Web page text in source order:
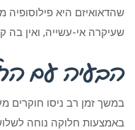
שהדאואיזם היא פילוסופיה
שעיקרה אי-עשייה, ואין בה
הבעיה עם
במשך זמן רב ניסו חוקרים
באמצעות חלוקה נוחה